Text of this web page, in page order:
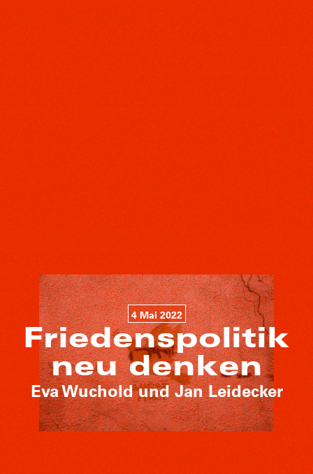
4 Mai 2022
Friedenspolitik
neu denken
Eva Wuchold und Jan Leidecker